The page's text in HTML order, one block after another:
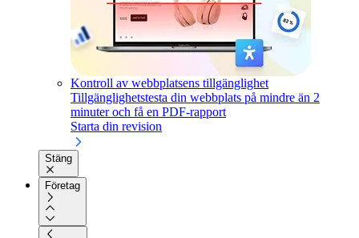
Kontroll av webbplatsens tillgänglighet
Tillgänglighetstesta din webbplats på mindre än 2
minuter och få en PDF-rapport
Starta din revision
Stäng
Företag